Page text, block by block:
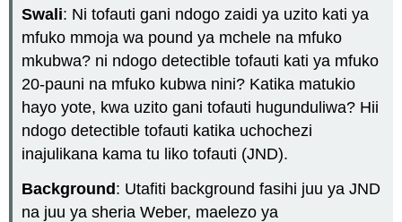
Swali: Ni tofauti gani ndogo zaidi ya uzito kati ya
mfuko mmoja wa pound ya mchele na mfuko
mkubwa? ni ndogo detectible tofauti kati ya mfuko
20-pauni na mfuko kubwa nini? Katika matukio
hayo yote, kwa uzito gani tofauti hugunduliwa? Hii
ndogo detectible tofauti katika uchochezi
inajulikana kama tu liko tofauti (JND).
Background: Utafiti background fasihi juu ya JND
na juu ya sheria Weber, maelezo ya